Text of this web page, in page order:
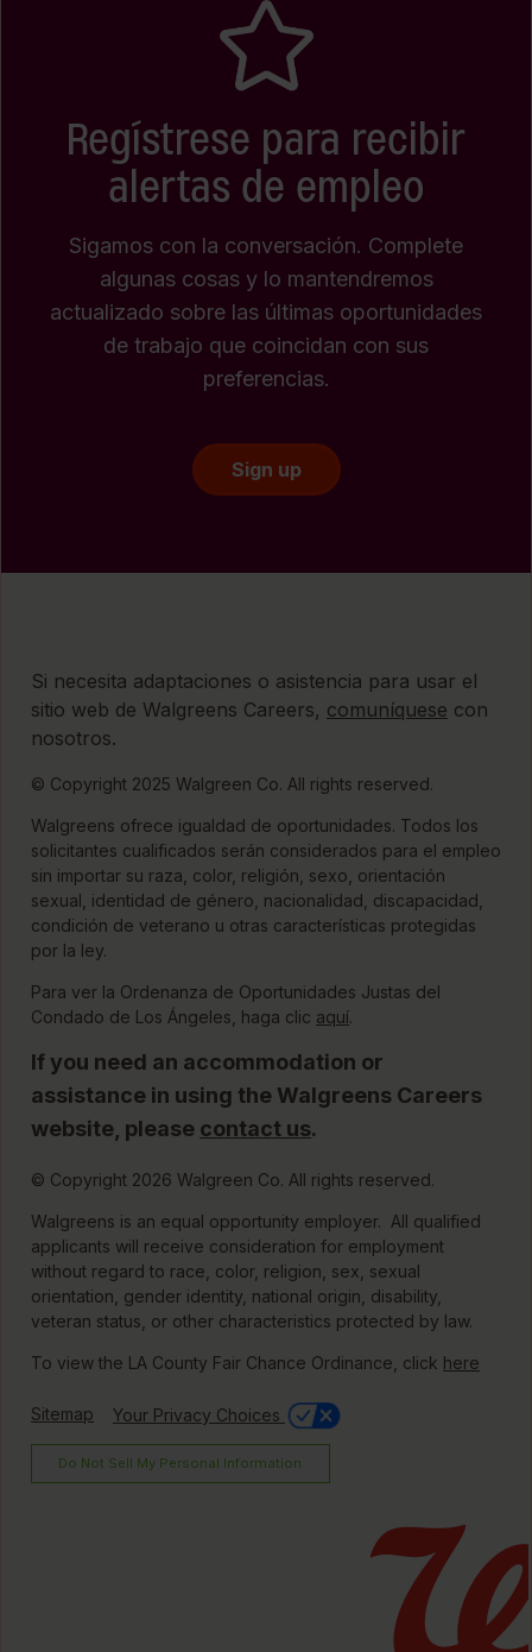
Regístrese para recibir
alertas de empleo
Sigamos con la conversación. Complete
algunas cosas y lo mantendremos
actualizado sobre las últimas oportunidades
de trabajo que coincidan con sus
preferencias.
Sign up
Si necesita adaptaciones o asistencia para usar el
sitio web de Walgreens Careers, comuníquese con
nosotros.
© Copyright 2025 Walgreen Co. All rights reserved.
Walgreens ofrece igualdad de oportunidades. Todos los
solicitantes cualificados serán considerados para el empleo
sin importar su raza, color, religión, sexo, orientación
sexual, identidad de género, nacionalidad, discapacidad,
condición de veterano u otras características protegidas
por la ley.
Para ver la Ordenanza de Oportunidades Justas del
Condado de Los Ángeles, haga clic aquípara ver la
.
If you need an accommodation or
assistance in using the Walgreens Careers
website, please contact us.
© Copyright 2026 Walgreen Co. All rights reserved.
Walgreens is an equal opportunity employer. All qualified
applicants will receive consideration for employment
without regard to race, color, religion, sex, sexual
orientation, gender identity, national origin, disability,
veteran status, or other characteristics protected by law.
To view the LA County Fair Chance Ordinance, click here
Sitemap Your Privacy Choices
Do Not Sell My Personal Information